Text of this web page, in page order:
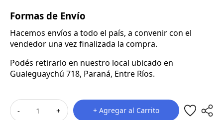
Formas de Envío
Hacemos envíos a todo el país, a convenir con el
vendedor una vez finalizada la compra.
Podés retirarlo en nuestro local ubicado en
Gualeguaychú 718, Paraná, Entre Ríos.
- + + Agregar al Carrito